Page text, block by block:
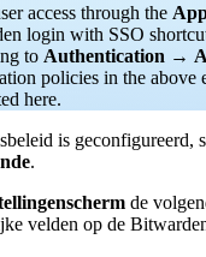
access through the
login with SSO
to Authentication →
policies in the above
here.
is geconfigureerd,
.
de
velden op de